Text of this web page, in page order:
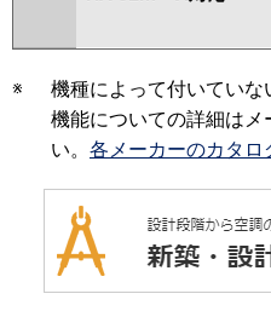
※
機種によって付いていな
機能についての詳細はメ
い。 各メーカーのカタ